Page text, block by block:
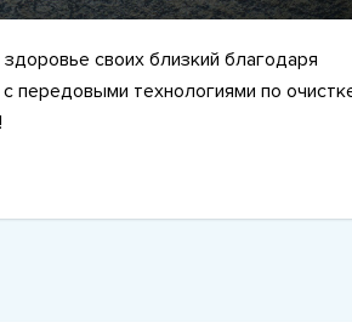
своих близкий благодаря
передовыми технологиями по